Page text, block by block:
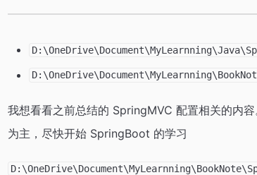
我想看看之前总结的 SpringMVC 配置相关的内
为主，尽快开始 SpringBoot 的学习